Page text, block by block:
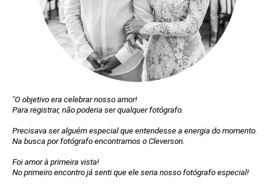
"O objetivo era celebrar nosso amor!
Para registrar, não poderia ser qualquer fotógrafo.
Precisava ser alguém especial que entendesse a energia do momento.
Na busca por fotógrafo encontramos o Cleverson.
Foi amor à primeira vista!
No primeiro encontro já senti que ele seria nosso fotógrafo especial!